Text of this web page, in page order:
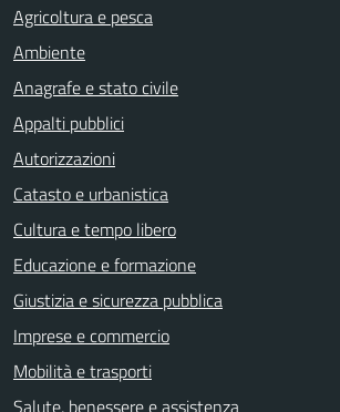
Agricoltura e pesca
Ambiente
Anagrafe e stato civile
Appalti pubblici
Autorizzazioni
Catasto e urbanistica
Cultura e tempo libero
Educazione e formazione
Giustizia e sicurezza pubblica
Imprese e commercio
Mobilità e trasporti
Salute, benessere e assistenza